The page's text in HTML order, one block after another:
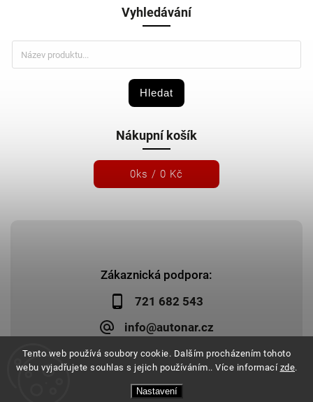
Tento web používá soubory cookie. Dalším procházením tohoto
webu vyjadřujete souhlas s jejich používáním.. Více informací zde.
Nastavení
Zákaznická podpora:
721 682 543
info@autonar.cz
Vyhledávání
Hledat
Nákupní košík
0ks / 0 Kč
Autonar.cz. Všechna práva vyhrazena.